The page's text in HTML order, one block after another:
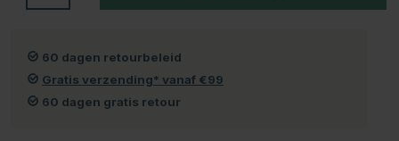
60 dagen retourbeleid
Gratis verzending* vanaf €99
60 dagen gratis retour